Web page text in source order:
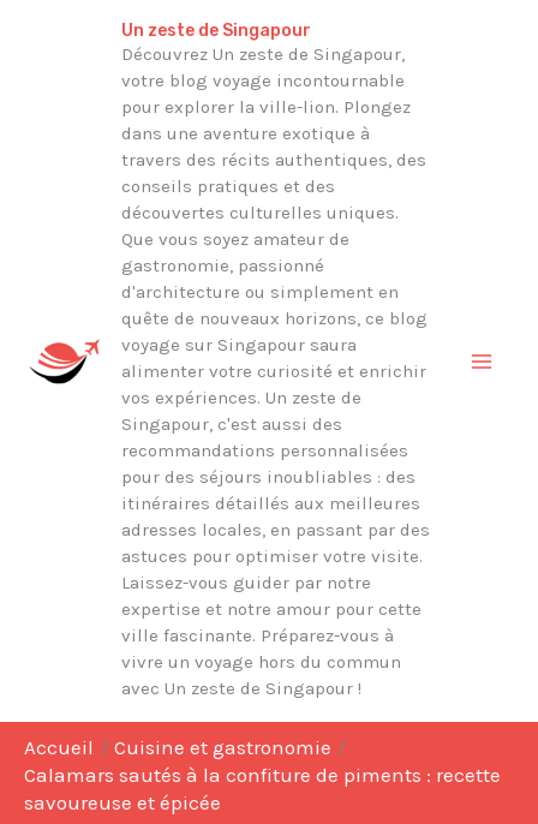
Un zeste de Singapour
Découvrez Un zeste de Singapour,
votre blog voyage incontournable
pour explorer la ville-lion. Plongez
dans une aventure exotique à
travers des récits authentiques, des
conseils pratiques et des
découvertes culturelles uniques.
Que vous soyez amateur de
gastronomie, passionné
d'architecture ou simplement en
quête de nouveaux horizons, ce blog
voyage sur Singapour saura
alimenter votre curiosité et enrichir
vos expériences. Un zeste de
Singapour, c'est aussi des
recommandations personnalisées
pour des séjours inoubliables : des
itinéraires détaillés aux meilleures
adresses locales, en passant par des
astuces pour optimiser votre visite.
Laissez-vous guider par notre
expertise et notre amour pour cette
ville fascinante. Préparez-vous à
vivre un voyage hors du commun
avec Un zeste de Singapour !
Accueil
Cuisine et gastronomie
Calamars sautés à la confiture de piments : recette
savoureuse et épicée
Rechercher